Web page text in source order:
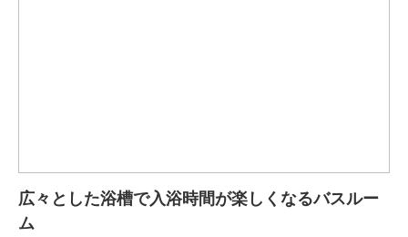
広々とした浴槽で入浴時間が楽しくなるバスルー
ム